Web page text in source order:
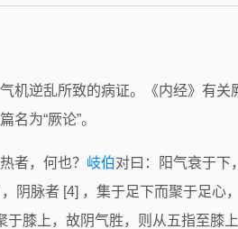
机逆乱所致的病证。《内经》有
名为“厥论”。
者，何也？ 岐伯对曰：阳气衰于下
阴脉者 [4] ，集于足下而聚于足
于膝上，故阴气胜，则从五指至膝